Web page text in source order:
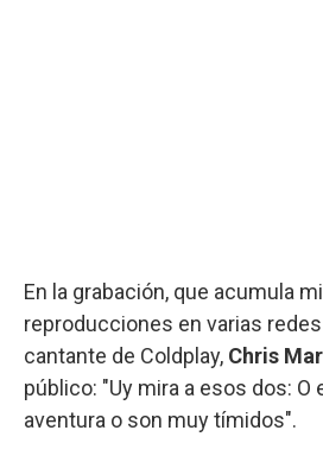
En la grabación, que acumula
reproducciones en varias redes
cantante de Coldplay, Chris
público: "Uy mira a esos dos: O
aventura o son muy tímidos".